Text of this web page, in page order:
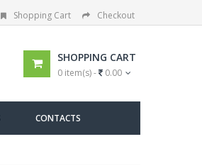
Shopping Cart Checkout
SHOPPING CART
0 item(s) - 0.00
CONTACTS